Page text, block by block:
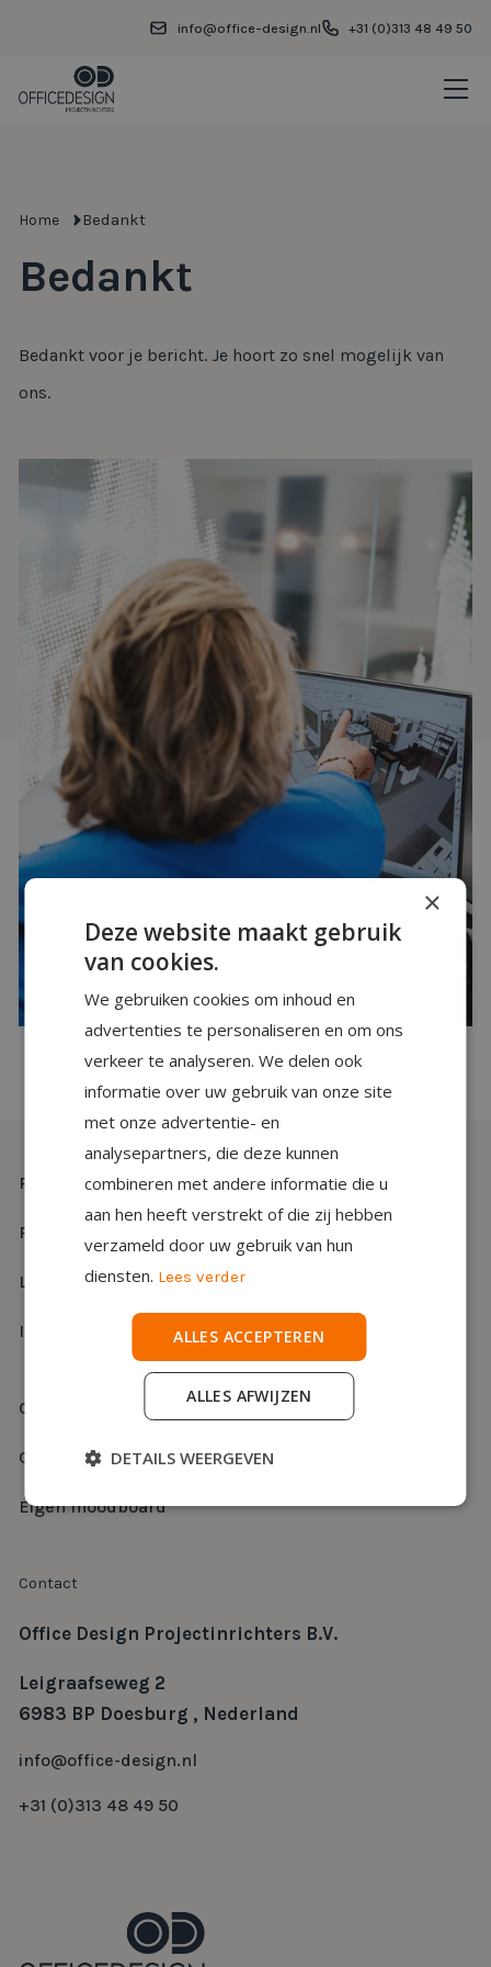
info@office-design.nl +31 (0)313 48 49 50
Home Bedankt
Bedankt
Bedankt voor je bericht. Je hoort zo snel mogelijk van
ons.
Projectinrichting
Projecten
Labels
Inspiratie
Over ons
Contact
Eigen moodboard
Contact
Office Design Projectinrichters B.V.
Leigraafseweg 2
6983 BP Doesburg , Nederland
info@office-design.nl
+31 (0)313 48 49 50
×
Deze website maakt gebruik
van cookies.
We gebruiken cookies om inhoud en
advertenties te personaliseren en om ons
verkeer te analyseren. We delen ook
informatie over uw gebruik van onze site
met onze advertentie- en
analysepartners, die deze kunnen
combineren met andere informatie die u
aan hen heeft verstrekt of die zij hebben
verzameld door uw gebruik van hun
diensten. Lees verder
ALLES ACCEPTEREN
ALLES AFWIJZEN
DETAILS WEERGEVEN